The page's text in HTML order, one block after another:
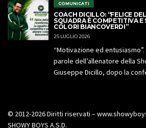
COMUNICATI
COACH DICILLO: “FELICE
SQUADRA È COMPETITIVA E
COLORI BIANCOVERDI”
25 LUGLIO 2026
“Motivazione ed
parole dell’allenatore della
Giuseppe Dicillo, dopo la
© 2012-2026 Diritti riservati –
SHOWY BOYS A.S.D.